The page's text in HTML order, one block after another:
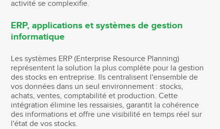
activité se complexifie.
ERP, applications et systèmes de gestion
informatique
Les systèmes ERP (Enterprise Resource Planning)
représentent la solution la plus complète pour la gestion
des stocks en entreprise. Ils centralisent l'ensemble de
vos données dans un seul environnement : stocks,
achats, ventes, comptabilité et production. Cette
intégration élimine les ressaisies, garantit la cohérence
des informations et offre une visibilité en temps réel sur
l'état de vos stocks.